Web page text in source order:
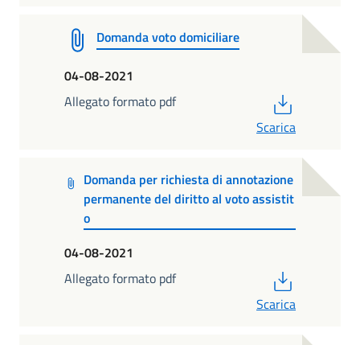
Domanda voto domiciliare
04-08-2021
Allegato formato pdf
Scarica
Domanda per richiesta di annotazione
permanente del diritto al voto assistit
o
04-08-2021
Allegato formato pdf
Scarica